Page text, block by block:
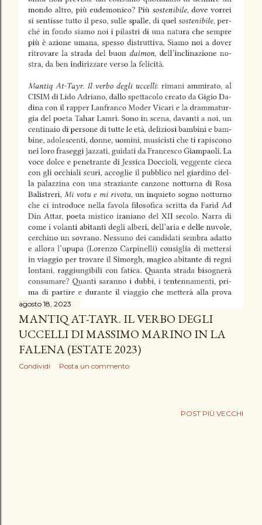
agosto 18, 2023
MANTIQ AT-TAYR. IL VERBO DEGLI
UCCELLI DI MASSIMO MARINO IN LA
FALENA (ESTATE 2023)
Condividi Posta un commento
POST PIÙ VECCHI